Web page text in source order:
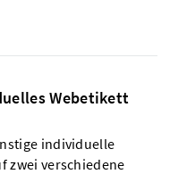
Webetikett
individuelle
zwei verschiedene